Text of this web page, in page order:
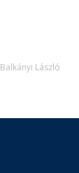
Balkányi László